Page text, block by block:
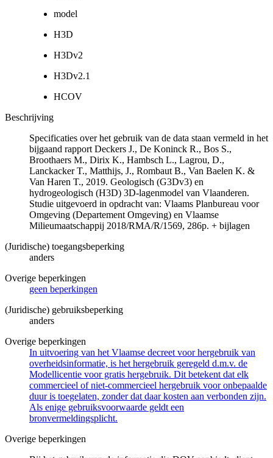
model
H3D
H3Dv2
H3Dv2.1
HCOV
Beschrijving
Specificaties over het gebruik van de data staan vermeld in het
bijgaand rapport Deckers J., De Koninck R., Bos S.,
Broothaers M., Dirix K., Hambsch L., Lagrou, D.,
Lanckacker T., Matthijs, J., Rombaut B., Van Baelen K. &
Van Haren T., 2019. Geologisch (G3Dv3) en
hydrogeologisch (H3D) 3D-lagenmodel van Vlaanderen.
Studie uitgevoerd in opdracht van: Vlaams Planbureau voor
Omgeving (Departement Omgeving) en Vlaamse
Milieumaatschappij 2018/RMA/R/1569, 286p. + bijlagen
(Juridische) toegangsbeperking
anders
Overige beperkingen
geen beperkingen
(Juridische) gebruiksbeperking
anders
Overige beperkingen
In uitvoering van het Vlaamse decreet voor hergebruik van
overheidsinformatie, is het hergebruik geregeld d.m.v. de
Modellicentie voor gratis hergebruik. Dit betekent dat elk
commercieel of niet-commercieel hergebruik voor onbepaalde
duur is toegelaten, zonder dat daar kosten aan verbonden zijn.
Als enige gebruiksvoorwaarde geldt een
bronvermeldingsplicht.
Overige beperkingen